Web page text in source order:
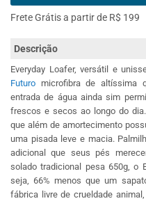
Frete Grátis a partir de R$ 199
Descrição
Everyday Loafer, versátil e
Futuro microfibra de altíssima
entrada de água ainda sim
frescos e secos ao longo do dia.
que além de amortecimento
uma pisada leve e macia.
adicional que seus pés
solado tradicional pesa 650g, o
seja, 66% menos que um
fábrica livre de crueldade